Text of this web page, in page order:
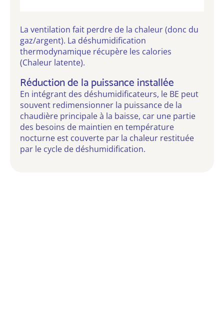
La ventilation fait perdre de la chaleur (donc du
gaz/argent). La déshumidification
thermodynamique récupère les calories
(Chaleur latente).
Réduction de la puissance installée
En intégrant des déshumidificateurs, le BE peut
souvent redimensionner la puissance de la
chaudière principale à la baisse, car une partie
des besoins de maintien en température
nocturne est couverte par la chaleur restituée
par le cycle de déshumidification.